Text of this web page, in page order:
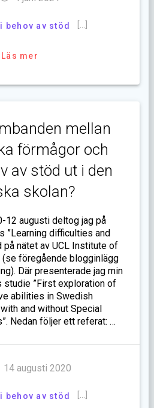
behov av stöd […]
Läs mer
mellan
förmågor och
av stöd ut i den
skolan?
12 augusti deltog jag på
”Learning difficulties and
på nätet av UCL Institute of
(se föregående blogginlägg
Där presenterade jag min
studie ”First exploration of
abilities in Swedish
and without Special
Nedan följer ett referat: …
14 augusti 2020
behov av stöd […]